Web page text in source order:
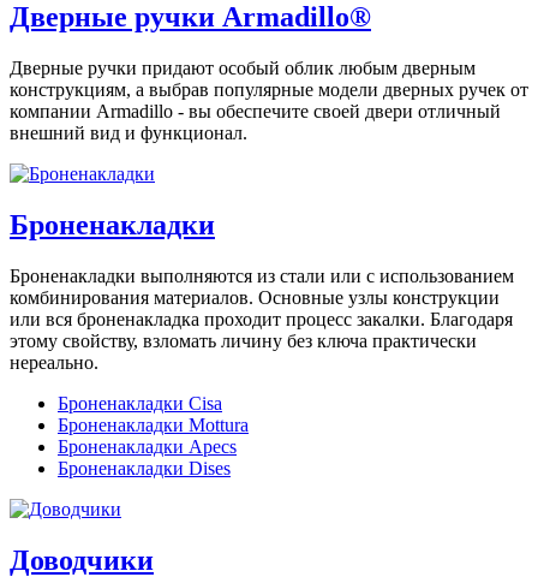
Дверные ручки Armadillo®
Дверные ручки придают особый облик любым дверным
конструкциям, а выбрав популярные модели дверных ручек от
компании Armadillo - вы обеспечите своей двери отличный
внешний вид и функционал.
Броненакладки
Броненакладки выполняются из стали или с использованием
комбинирования материалов. Основные узлы конструкции
или вся броненакладка проходит процесс закалки. Благодаря
этому свойству, взломать личину без ключа практически
нереально.
Броненакладки Cisa
Броненакладки Mottura
Броненакладки Apecs
Броненакладки Dises
Доводчики